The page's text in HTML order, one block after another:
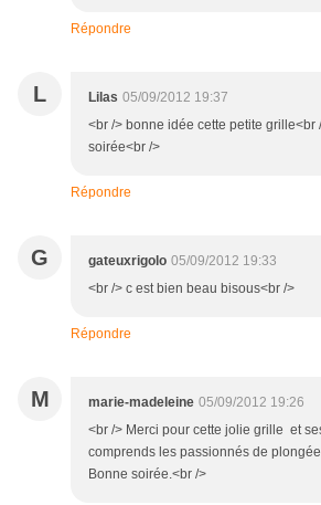
Répondre
L Lilas 05/09/2012 19:37
<br /> bonne idée cette petite grille<br
soirée<br />
Répondre
G gateuxrigolo 05/09/2012 19:33
<br /> c est bien beau bisous<br />
Répondre
M marie-madeleine 05/09/2012 19:26
<br /> Merci pour cette jolie grille et
comprends les passionnés de
Bonne soirée.<br />